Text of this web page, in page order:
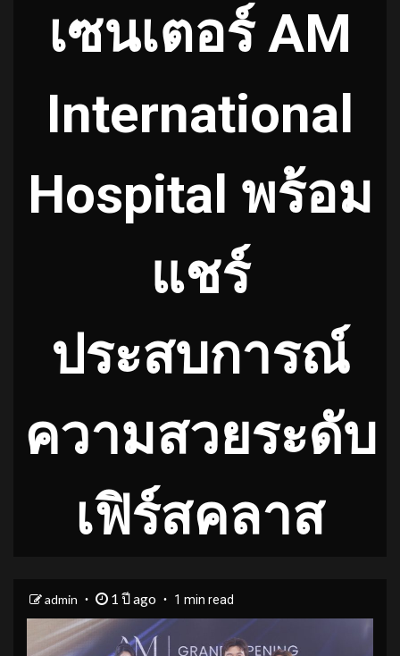
เซนเตอร์ AM
International
Hospital พร้อม
แชร์
ประสบการณ์
ความสวยระดับ
เฟิร์สคลาส
admin 1 ปี ago 1 min read